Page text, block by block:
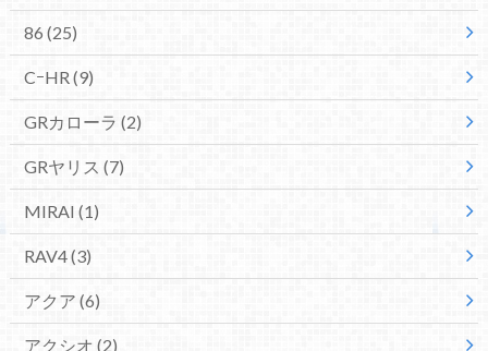
86 (25)
CｰHR (9)
GRカローラ (2)
GRヤリス (7)
MIRAI (1)
RAV4(3)
アクア (6)
アクシオ (2)